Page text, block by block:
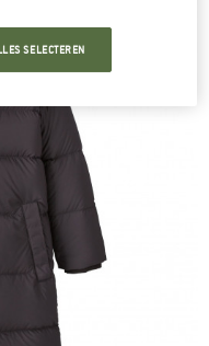
SELECTEREN